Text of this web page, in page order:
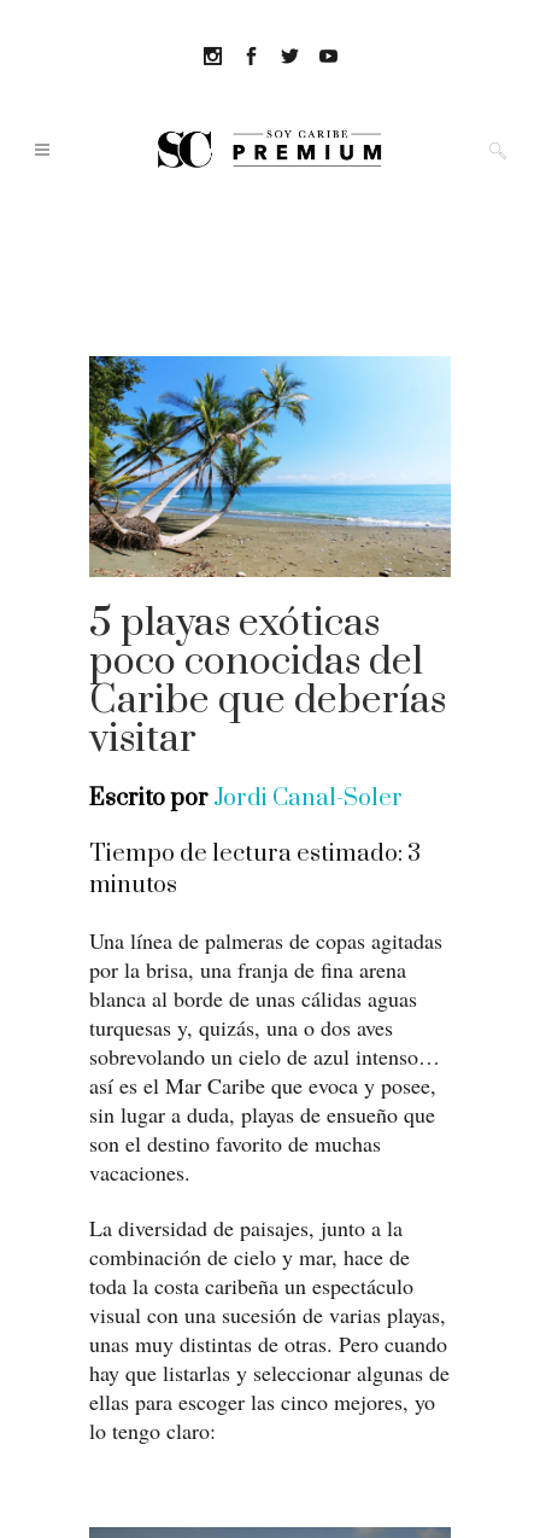
5 playas exóticas
poco conocidas del
Caribe que deberías
visitar
Escrito por Jordi Canal-Soler
Tiempo de lectura estimado: 3
minutos
Una línea de palmeras de copas agitadas
por la brisa, una franja de fina arena
blanca al borde de unas cálidas aguas
turquesas y, quizás, una o dos aves
sobrevolando un cielo de azul intenso…
así es el Mar Caribe que evoca y posee,
sin lugar a duda, playas de ensueño que
son el destino favorito de muchas
vacaciones.
La diversidad de paisajes, junto a la
combinación de cielo y mar, hace de
toda la costa caribeña un espectáculo
visual con una sucesión de varias playas,
unas muy distintas de otras. Pero cuando
hay que listarlas y seleccionar algunas de
ellas para escoger las cinco mejores, yo
lo tengo claro: